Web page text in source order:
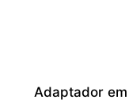
Adaptador